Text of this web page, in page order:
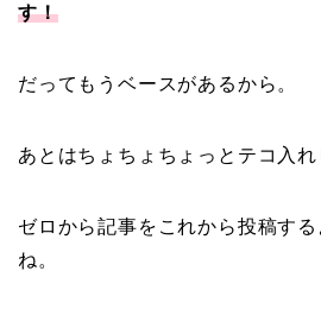
す！
だってもうベースがあるから。
あとはちょちょちょっとテコ入れ
ゼロから記事をこれから投稿す
ね。